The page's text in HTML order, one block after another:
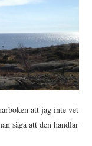
att jag inte vet
säga att den handlar